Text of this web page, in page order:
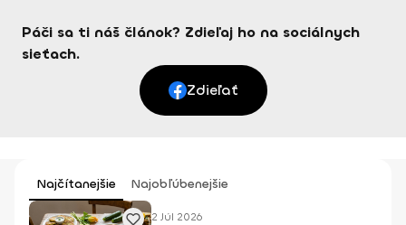
Páči sa ti náš článok? Zdieľaj ho na sociálnych
sieťach.
Zdieľať
Najčítanejšie Najobľúbenejšie
2 Júl 2026